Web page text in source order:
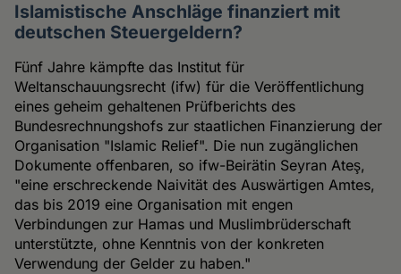
Islamistische Anschläge finanziert mit
deutschen Steuergeldern?
Fünf Jahre kämpfte das Institut für
Weltanschauungsrecht (ifw) für die Veröffentlichung
eines geheim gehaltenen Prüfberichts des
Bundesrechnungshofs zur staatlichen Finanzierung der
Organisation "Islamic Relief". Die nun zugänglichen
Dokumente offenbaren, so ifw-Beirätin Seyran Ateş,
"eine erschreckende Naivität des Auswärtigen Amtes,
das bis 2019 eine Organisation mit engen
Verbindungen zur Hamas und Muslimbrüderschaft
unterstützte, ohne Kenntnis von der konkreten
Verwendung der Gelder zu haben."